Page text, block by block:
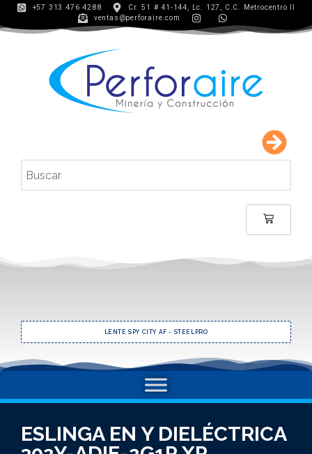
+57 313 476 4288
Cr. 51 # 41-144, Lc. 127, C.C. Metrocentro II
ventas@perforaire.com
LENTE SPY CITY AF - STEELPRO
ESLINGA EN Y DIELÉCTRICA